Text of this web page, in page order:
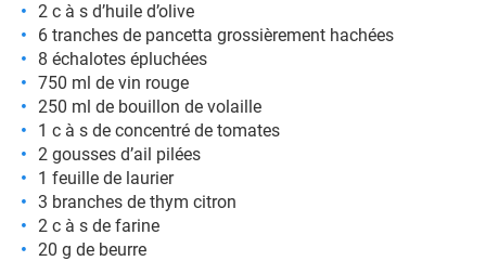
2 c à s d’huile d’olive
6 tranches de pancetta grossièrement hachées
8 échalotes épluchées
750 ml de vin rouge
250 ml de bouillon de volaille
1 c à s de concentré de tomates
2 gousses d’ail pilées
1 feuille de laurier
3 branches de thym citron
2 c à s de farine
20 g de beurre